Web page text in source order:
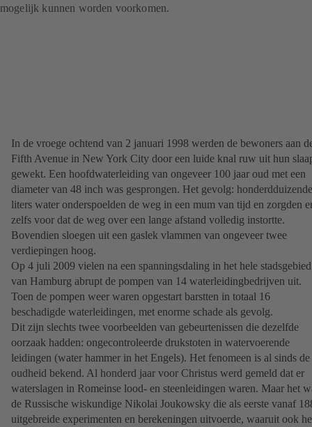
mogelijk kunnen worden voorkomen.
In de vroege ochtend van 2 januari 1998 werden de bewoners aan
Fifth Avenue in New York City door een luide knal ruw uit hun
gewekt. Een hoofdwaterleiding van ongeveer 100 jaar oud met een
diameter van 48 inch was gesprongen. Het gevolg:
liters water onderspoelden de weg in een mum van tijd en zorgden
zelfs voor dat de weg over een lange afstand volledig instortte.
Bovendien sloegen uit een gaslek vlammen van ongeveer twee
verdiepingen hoog.
Op 4 juli 2009 vielen na een spanningsdaling in het hele stadsgebied
van Hamburg abrupt de pompen van 14 waterleidingbedrijven uit.
Toen de pompen weer waren opgestart barstten in totaal 16
beschadigde waterleidingen, met enorme schade als gevolg.
Dit zijn slechts twee voorbeelden van gebeurtenissen die dezelfde
oorzaak hadden: ongecontroleerde drukstoten in watervoerende
leidingen (water hammer in het Engels). Het fenomeen is al sinds de
oudheid bekend. Al honderd jaar voor Christus werd gemeld dat er
waterslagen in Romeinse lood- en steenleidingen waren. Maar het
de Russische wiskundige Nikolai Joukowsky die als eerste vanaf
uitgebreide experimenten en berekeningen uitvoerde, waaruit ook